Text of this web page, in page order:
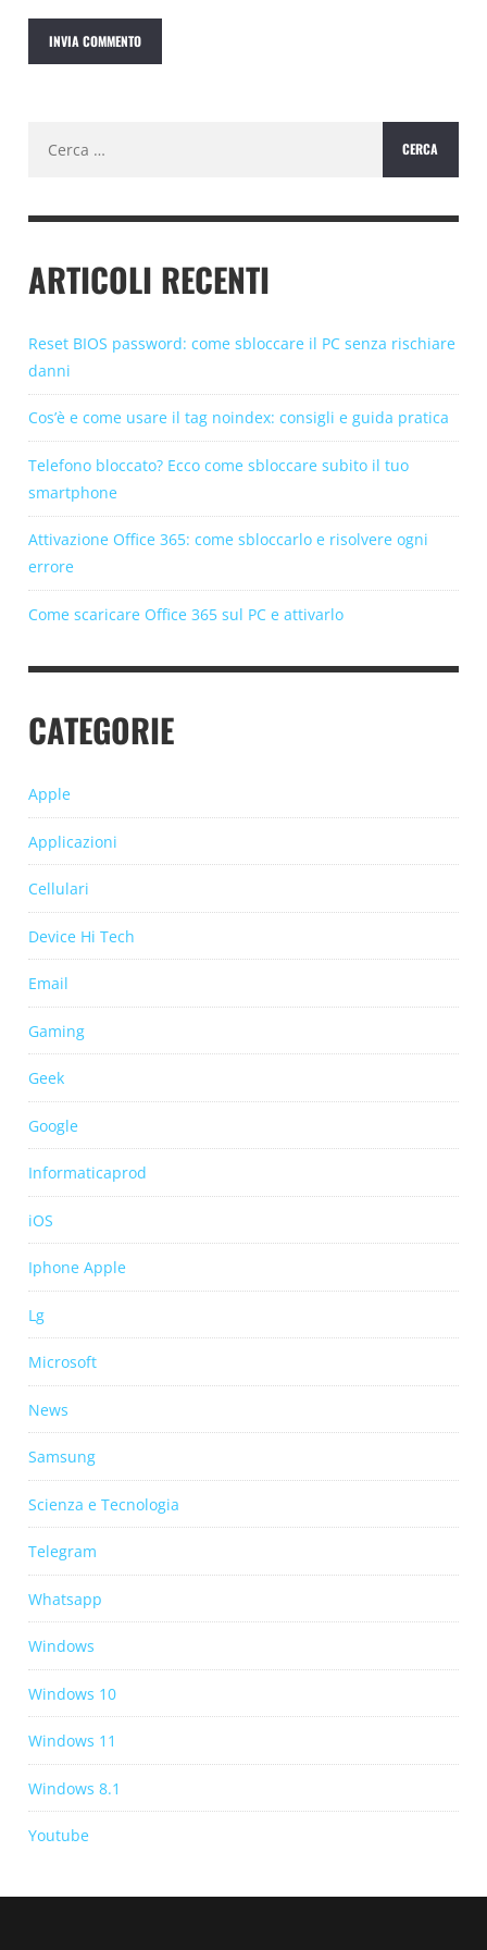
per:
ARTICOLI RECENTI
Reset BIOS password: come sbloccare il PC senza rischiare
danni
Cos’è e come usare il tag noindex: consigli e guida pratica
Telefono bloccato? Ecco come sbloccare subito il tuo
smartphone
Attivazione Office 365: come sbloccarlo e risolvere ogni
errore
Come scaricare Office 365 sul PC e attivarlo
CATEGORIE
Apple
Applicazioni
Cellulari
Device Hi Tech
Email
Gaming
Geek
Google
Informaticaprod
iOS
Iphone Apple
Lg
Microsoft
News
Samsung
Scienza e Tecnologia
Telegram
Whatsapp
Windows
Windows 10
Windows 11
Windows 8.1
Youtube